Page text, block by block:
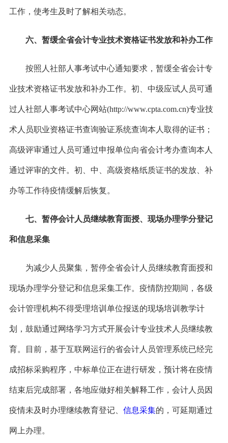
工作，使考生及时了解相关动态。
六、暂缓全省会计专业技术资格证书发放和补办工作
按照人社部人事考试中心通知要求，暂缓全省会计专
业技术资格证书发放和补办工作。初、中级应试人员可通
过人社部人事考试中心网站(http://www.cpta.com.cn)专业技
术人员职业资格证书查询验证系统查询本人取得的证书；
高级评审通过人员可通过申报单位向省会计考办查询本人
通过评审的文件。初、中、高级资格纸质证书的发放、补
办等工作待疫情缓解后恢复。
七、暂停会计人员继续教育面授、现场办理学分登记
和信息采集
为减少人员聚集，暂停全省会计人员继续教育面授和
现场办理学分登记和信息采集工作。疫情防控期间，各级
会计管理机构不得受理培训单位报送的现场培训教学计
划，鼓励通过网络学习方式开展会计专业技术人员继续教
育。目前，基于互联网运行的省会计人员管理系统已经完
成招标采购程序，中标单位正在进行研发，预计将在疫情
结束后完成部署，各地应做好相关解释工作，会计人员因
疫情未及时办理继续教育登记、 信息采集的，可延期通过
网上办理。